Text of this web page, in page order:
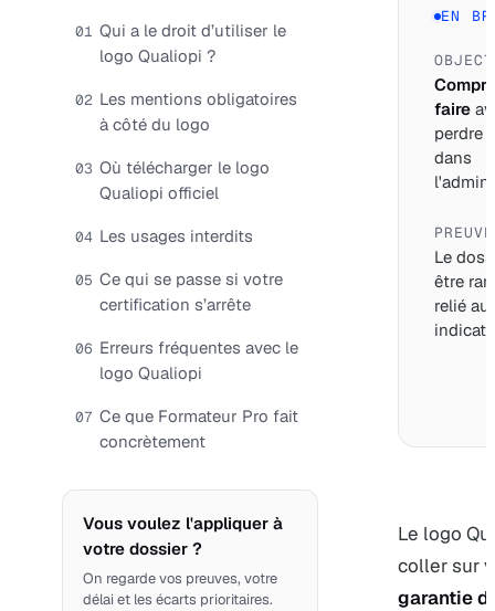
01 Qui a le droit d’utiliser le
logo Qualiopi ?
02 Les mentions obligatoires
à côté du logo
03 Où télécharger le logo
Qualiopi officiel
04 Les usages interdits
05 Ce qui se passe si votre
certification s’arrête
06 Erreurs fréquentes avec le
logo Qualiopi
07 Ce que Formateur Pro fait
concrètement
Vous voulez l'appliquer à
votre dossier ?
On regarde vos preuves, votre
délai et les écarts prioritaires.
EN
faire
perdre
dans
PREUVE
Le
être
relié
Le logo
coller sur
garantie